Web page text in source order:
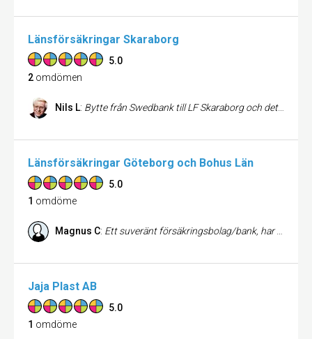
Länsförsäkringar Skaraborg
5.0
2 omdömen
Nils L: Bytte från Swedbank till LF Skaraborg och det är inget jag lär ångra. En helskön "jag fixar det"-attityd gällande allting som kommer på tal. Peter flyttade mitt billån från bilfirmans kreditbolag och det sänkte min månadskostnad på bilen med nästan 1000 kr. Jan sänkte min årskostnad på min bilförsäkring med 1000 kr jämfört med samma försäkring hos mitt gamla bolag Trygg Hansa.
Länsförsäkringar Göteborg och Bohus Län
5.0
1 omdöme
Magnus C: Ett suveränt försäkringsbolag/bank, har bara haft väldigt positiva kontakter med dem
Jaja Plast AB
5.0
1 omdöme